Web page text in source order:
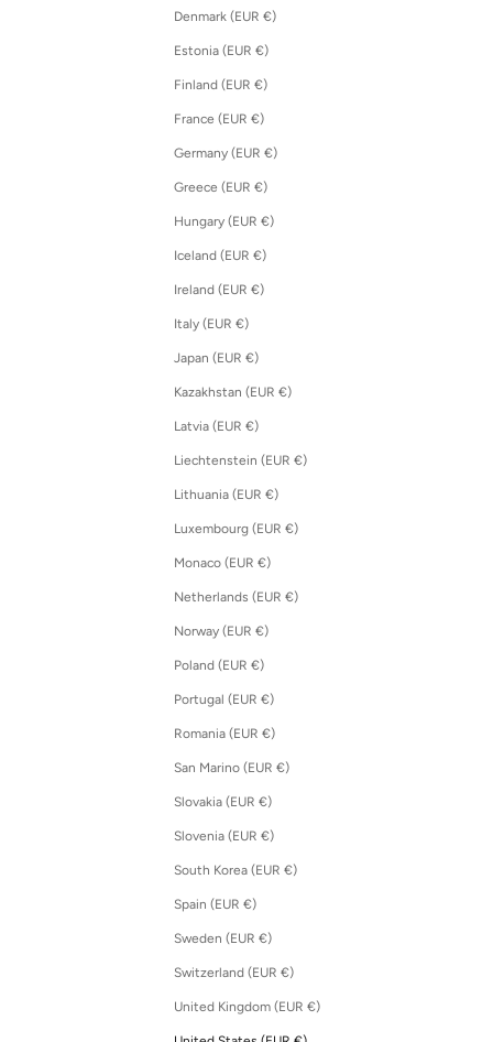
Denmark (EUR €)
Estonia (EUR €)
Finland (EUR €)
France (EUR €)
Germany (EUR €)
Greece (EUR €)
Hungary (EUR €)
Iceland (EUR €)
Ireland (EUR €)
Italy (EUR €)
Japan (EUR €)
Kazakhstan (EUR €)
Latvia (EUR €)
Liechtenstein (EUR €)
Lithuania (EUR €)
Luxembourg (EUR €)
Monaco (EUR €)
Netherlands (EUR €)
Norway (EUR €)
Poland (EUR €)
Portugal (EUR €)
Romania (EUR €)
San Marino (EUR €)
Slovakia (EUR €)
Slovenia (EUR €)
South Korea (EUR €)
Spain (EUR €)
Sweden (EUR €)
Switzerland (EUR €)
United Kingdom (EUR €)